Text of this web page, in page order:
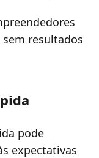
resultados
pode
expectativas